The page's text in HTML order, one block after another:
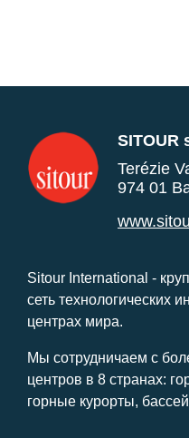
SITOUR
Terézie
974 01
Sitour International -
сеть технологических
центрах мира.
Мы сотрудничаем с
центров в 8 странах:
горные курорты,